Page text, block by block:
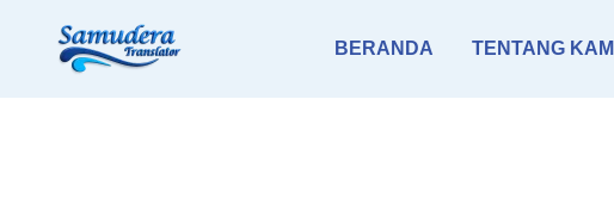
BERANDA TENTANG KAMI